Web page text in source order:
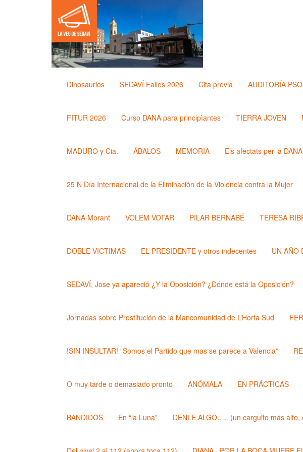
Dinosaurios SEDAVÍ Falles 2026 Cita previa AUDITORÍA
FITUR 2026 Curso DANA para principìantes TIERRA JOVEN
MADURO y Cia. ÁBALOS MEMORIA Els afectats per la
25 N Día Internacional de la Eliminación de la Violencia contra la Mujer
DANA Morant VOLEM VOTAR PILAR BERNABÉ TERESA
DOBLE VICTIMAS EL PRESIDENTE y otros indecentes UN AÑO
SEDAVÍ, Jose ya apareció ¿Y la Oposición? ¿Dónde está la Oposición?
Jornadas sobre Prostitución de la Mancomunidad de L’Horta Sud
!SIN INSULTAR! “Somos el Partido que mas se parece a Valencia”
O muy tarde o demasiado pronto ANÓMALA EN PRÁCTICAS
BANDIDOS En “la Luna” DENLE ALGO….. (un carguito más